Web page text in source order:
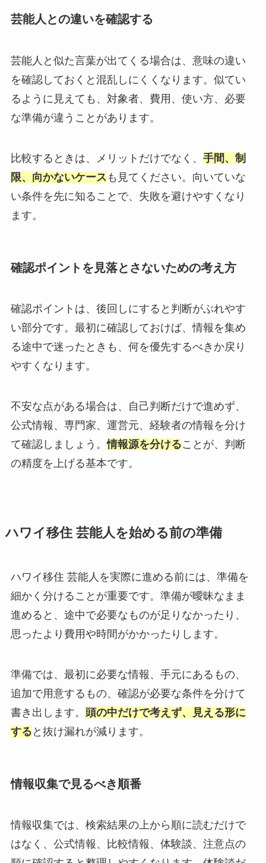
芸能人との違いを確認する
芸能人と似た言葉が出てくる場合は、意味の違い
を確認しておくと混乱しにくくなります。似てい
るように見えても、対象者、費用、使い方、必要
な準備が違うことがあります。
比較するときは、メリットだけでなく、 手間、制
限、向かないケース も見てください。向いていな
い条件を先に知ることで、失敗を避けやすくなり
ます。
確認ポイントを見落とさないための考え方
確認ポイントは、後回しにすると判断がぶれやす
い部分です。最初に確認しておけば、情報を集め
る途中で迷ったときも、何を優先するべきか戻り
やすくなります。
不安な点がある場合は、自己判断だけで進めず、
公式情報、専門家、運営元、経験者の情報を分け
て確認しましょう。情報源を分けることが、判断
の精度を上げる基本です。
ハワイ移住 芸能人を始める前の準備
ハワイ移住 芸能人を実際に進める前には、準備を
細かく分けることが重要です。準備が曖昧なまま
進めると、途中で必要なものが足りなかったり、
思ったより費用や時間がかかったりします。
準備では、最初に必要な情報、手元にあるもの、
追加で用意するもの、確認が必要な条件を分けて
書き出します。 頭の中だけで考えず、見える形に
する と抜け漏れが減ります。
情報収集で見るべき順番
情報収集では、検索結果の上から順に読むだけで
はなく、公式情報、比較情報、体験談、注意点の